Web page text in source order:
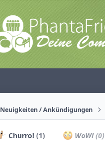
Neuigkeiten / Ankündigungen
Churro! (1) WoW!(0)